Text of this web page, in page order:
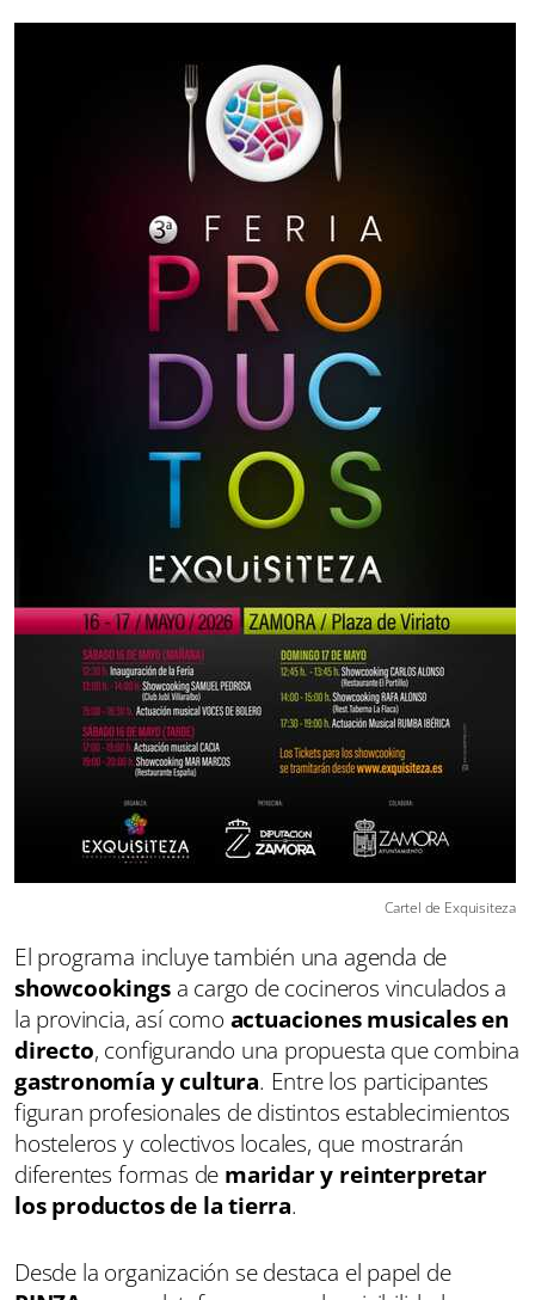
Cartel de Exquisiteza
El programa incluye también una agenda de
showcookingsa cargo de cocineros vinculados a
la provincia, así como actuaciones musicales en
directo, configurando una propuesta que combina
gastronomía y cultura. Entre los participantes
figuran profesionales de distintos establecimientos
hosteleros y colectivos locales, que mostrarán
diferentes formas de maridar y reinterpretar
los productos de la tierra.
Desde la organización se destaca el papel de